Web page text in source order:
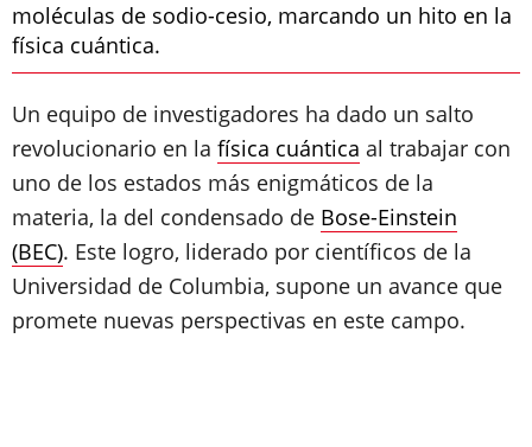
moléculas de sodio-cesio, marcando un hito en la
física cuántica.
Un equipo de investigadores ha dado un salto
revolucionario en la física cuántica al trabajar con
uno de los estados más enigmáticos de la
materia, la del condensado de Bose-Einstein
(BEC). Este logro, liderado por científicos de la
Universidad de Columbia, supone un avance que
promete nuevas perspectivas en este campo.